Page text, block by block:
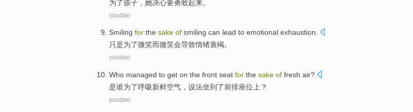
为了孩子 ， 她决心要勇敢起来。
youdao
Smiling for the sake of smiling can lead to emotional exhaustion.
只是为了微笑而微笑会导致情绪衰竭。
youdao
Who managed to get on the front seat for the sake of fresh air?
是谁为了呼吸新鲜空气， 设法坐到了前排座位上？
youdao